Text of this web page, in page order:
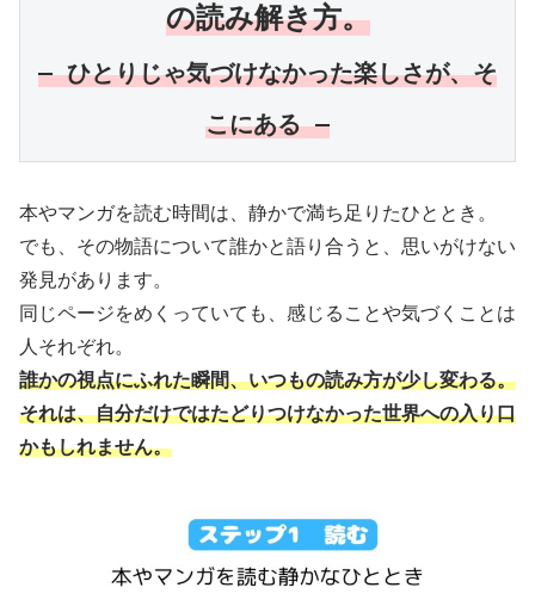
の読み解き方。
― ひとりじゃ気づけなかった楽しさが、そ
こにある ―
本やマンガを読む時間は、静かで満ち足りたひととき。
でも、その物語について誰かと語り合うと、思いがけない
発見があります。
同じページをめくっていても、感じることや気づくことは
人それぞれ。
誰かの視点にふれた瞬間、いつもの読み方が少し変わる。
それは、自分だけではたどりつけなかった世界への入り口
かもしれません。